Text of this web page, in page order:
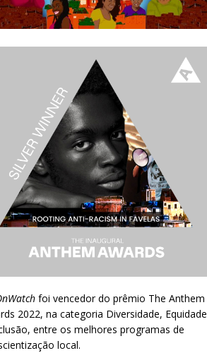
foi vencedor do prêmio The Anthem
2022, na categoria Diversidade, Equidade
entre os melhores programas de
local.